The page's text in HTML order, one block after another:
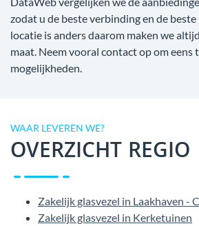
zodat u de beste verbinding en de
locatie is anders daarom maken we
maat. Neem vooral contact op om eens
mogelijkheden.
WAAR LEVEREN WE?
OVERZICHT REGIO
Zakelijk glasvezel in Laakhaven -
Zakelijk glasvezel in Kerketuinen